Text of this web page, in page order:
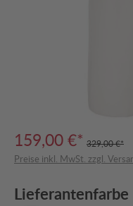
159,00 €* 329,00 €*
Preise inkl. MwSt. zzgl.
Lieferantenfarbe